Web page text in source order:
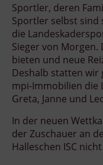
Sportler, deren
Sportler selbst sind
die
Sieger von Morgen.
bieten und neue
Deshalb statten
mpi-Immobilien die
Greta, Janne und
In der neuen
der Zuschauer an
Halleschen ISC